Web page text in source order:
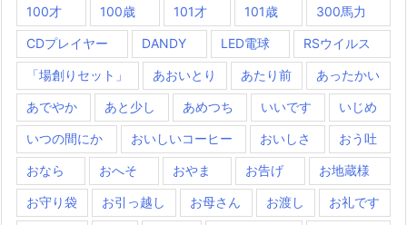
100才 100歳 101才 101歳 300馬力
CDプレイヤー DANDY LED電球 RSウイルス
「場創りセット」 あおいとり あたり前 あったかい
あでやか あと少し あめつち いいです いじめ
いつの間にか おいしいコーヒー おいしさ おう吐
おなら おへそ おやま お告げ お地蔵様
お守り袋 お引っ越し お母さん お渡し お礼です